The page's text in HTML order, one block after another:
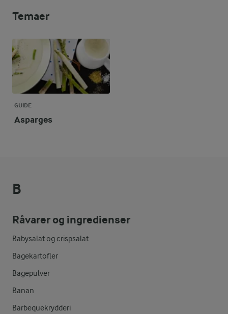
Temaer
GUIDE
Asparges
B
Råvarer og ingredienser
Babysalat og crispsalat
Bagekartofler
Bagepulver
Banan
Barbequekrydderi